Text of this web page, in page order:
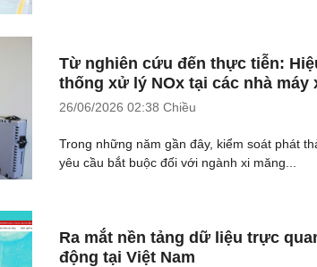
Từ nghiên cứu đến thực tiễn:
thống xử lý NOx tại các nhà máy
26/06/2026 02:38 Chiều
Trong những năm gần đây, kiểm soát phát
yêu cầu bắt buộc đối với ngành xi măng...
Ra mắt nền tảng dữ liệu trực
động tại Việt Nam